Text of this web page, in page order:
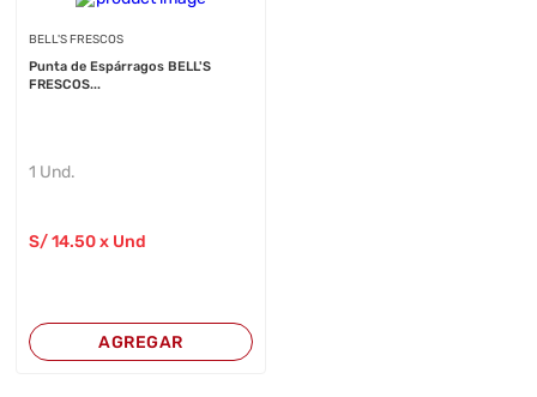
BELL'S FRESCOS
Punta de Espárragos BELL'S
FRESCOS...
1 Und.
S/14.50 x Und
AGREGAR